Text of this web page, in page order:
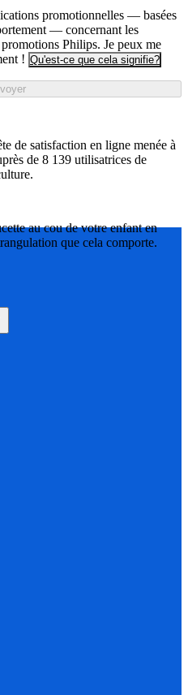
promotionnelles — basées
— concernant les
Philips. Je peux me
! Qu'est-ce que cela signifie?
de satisfaction en ligne menée à
de 8 139 utilisatrices de
au cou de votre enfant en
que cela comporte.